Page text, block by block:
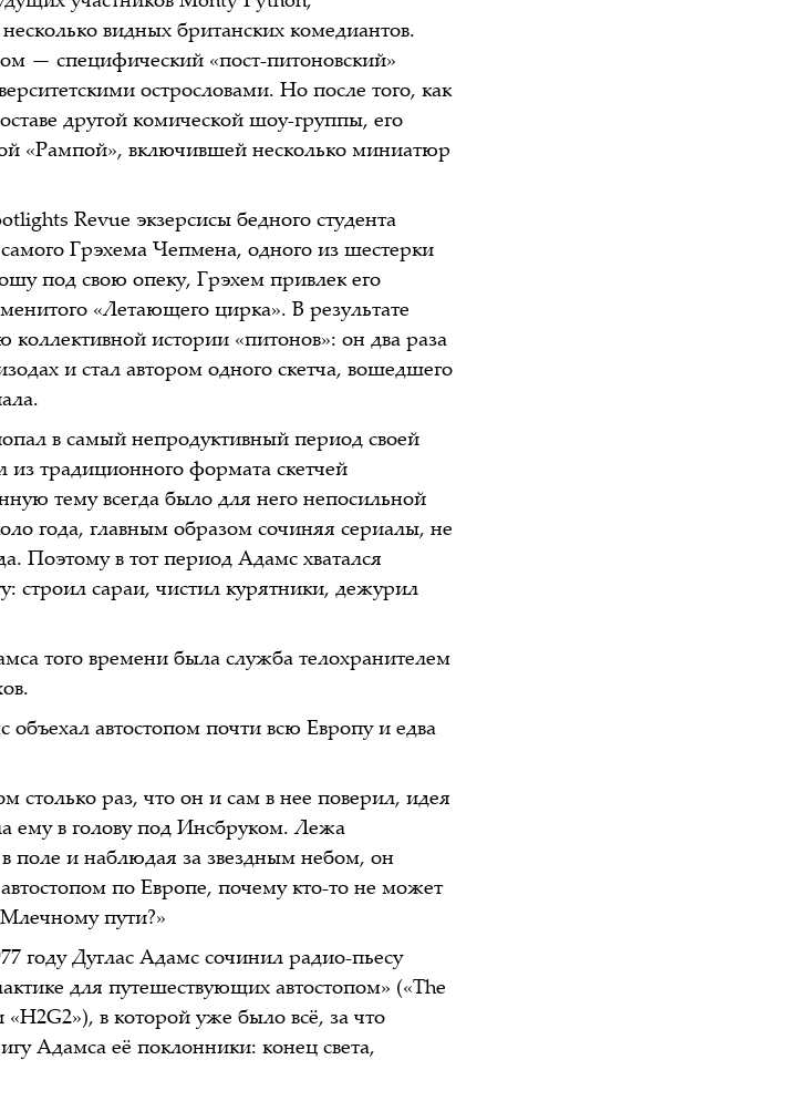
видных британских комедиантов.
— специфический «пост-питоновский»
острословами. Но после того, как
другой комической шоу-группы, его
«Рампой», включившей несколько миниатюр
Revue экзерсисы бедного студента
Грэхема Чепмена, одного из шестерки
под свою опеку, Грэхем привлек его
«Летающего цирка». В результате
коллективной истории «питонов»: он два раза
и стал автором одного скетча, вошедшего
в самый непродуктивный период своей
традиционного формата скетчей
тему всегда было для него непосильной
года, главным образом сочиняя сериалы, не
Поэтому в тот период Адамс хватался
строил сараи, чистил курятники, дежурил
того времени была служба телохранителем
объехал автостопом почти всю Европу и едва
столько раз, что он и сам в нее поверил, идея
ему в голову под Инсбруком. Лежа
поле и наблюдая за звездным небом, он
по Европе, почему кто-то не может
пути?»
году Дуглас Адамс сочинил радио-пьесу
для путешествующих автостопом» («The
в которой уже было всё, за что
Адамса её поклонники: конец света,